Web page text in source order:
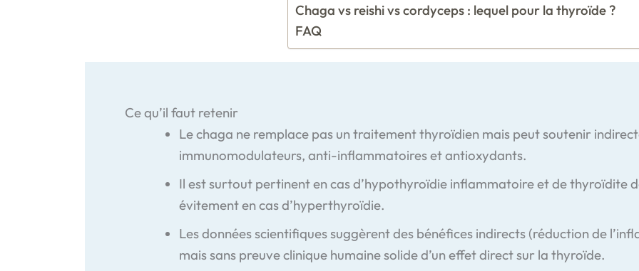
Chaga vs reishi vs cordyceps : lequel pour la thyroïde ?
FAQ
Ce qu’il faut retenir
Le chaga ne remplace pas un traitement thyroïdien mais peut soutenir
immunomodulateurs, anti-inflammatoires et antioxydants.
Il est surtout pertinent en cas d’hypothyroïdie inflammatoire et de thyroïdite
évitement en cas d’hyperthyroïdie.
Les données scientifiques suggèrent des bénéfices indirects (réduction de
mais sans preuve clinique humaine solide d’un effet direct sur la thyroïde.